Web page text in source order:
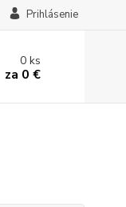
Prihlásenie
0ks
za 0 €